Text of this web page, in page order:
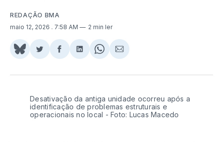
REDAÇÃO BMA
maio 12, 2026 . 7:58 AM 2 min ler
Share
BlueSky
Compartilhar
Twitter
Compartilhar
Facebook
Compartilhar
LinkedIn
Share
WhatsApp
Compartilhar
Email
Desativação da antiga unidade ocorreu após a
identificação de problemas estruturais e
operacionais no local - Foto: Lucas Macedo